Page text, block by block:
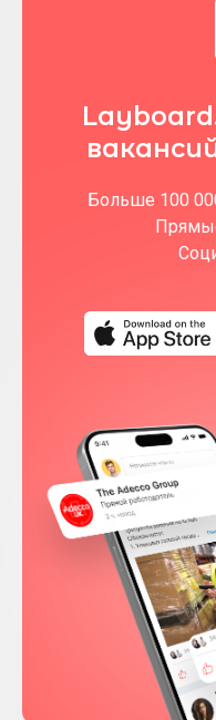
Больше 100